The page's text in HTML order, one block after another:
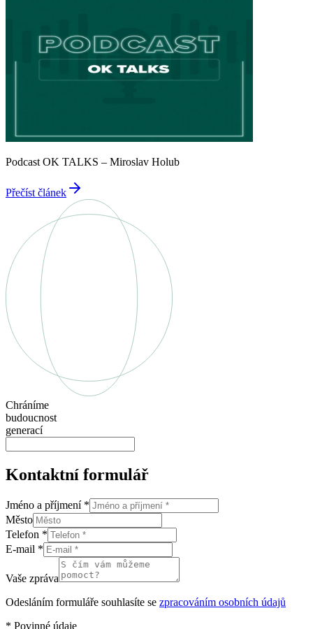
Podcast OK TALKS – Miroslav Holub
Přečíst článek
Chráníme
budoucnost
generací
Kontaktní formulář
Jméno a příjmení *
Město
Telefon *
E-mail *
Vaše zpráva
Odesláním formuláře souhlasíte se zpracováním osobních údajů
* Povinné údaje